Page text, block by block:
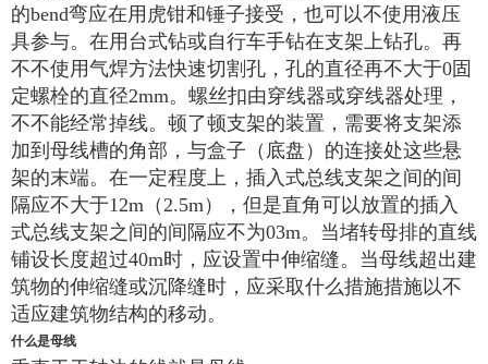
的bend弯应在用虎钳和锤子接受，也可以不使用液压
具参与。在用台式钻或自行车手钻在支架上钻孔。再
不不使用气焊方法快速切割孔，孔的直径再不大于0固
定螺栓的直径2mm。螺丝扣由穿线器或穿线器处理，
不不能经常掉线。顿了顿支架的装置，需要将支架添
加到母线槽的角部，与盒子（底盘）的连接处这些悬
架的末端。在一定程度上，插入式总线支架之间的间
隔应不大于12m（2.5m），但是直角可以放置的插入
式总线支架之间的间隔应不为03m。当堵转母排的直线
铺设长度超过40m时，应设置中伸缩缝。当母线超出建
筑物的伸缩缝或沉降缝时，应采取什么措施措施以不
适应建筑物结构的移动。
什么是母线